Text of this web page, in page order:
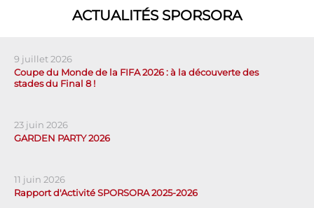
ACTUALITÉS SPORSORA
9 juillet 2026
Coupe du Monde de la FIFA 2026 : à la découverte des
stades du Final 8 !
23 juin 2026
GARDEN PARTY 2026
11 juin 2026
Rapport d'Activité SPORSORA 2025-2026